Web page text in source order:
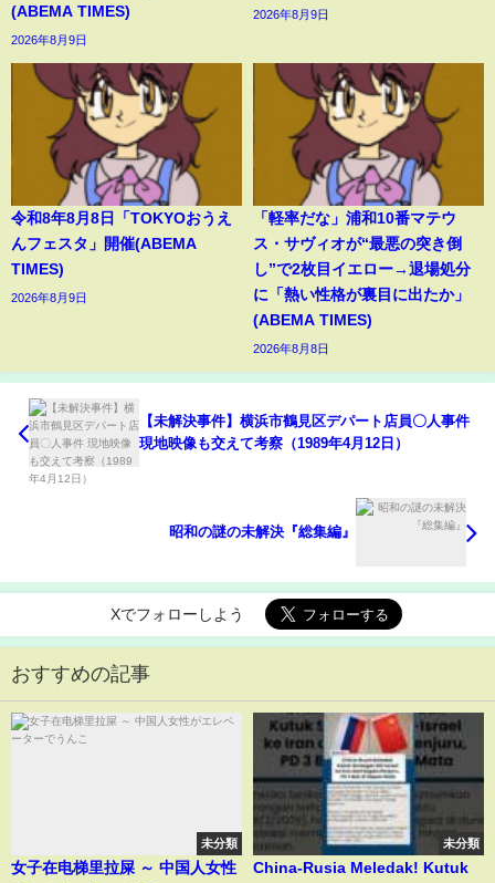
(ABEMA TIMES)
2026年8月9日
2026年8月9日
令和8年8月8日「TOKYOおうえ
んフェスタ」開催(ABEMA
TIMES)
2026年8月9日
「軽率だな」浦和10番マテウ
ス・サヴィオが“最悪の突き倒
し”で2枚目イエロー→退場処分
に「熱い性格が裏目に出たか」
(ABEMA TIMES)
2026年8月8日
【未解決事件】横浜市鶴見区デパート店員〇人事件
現地映像も交えて考察（1989年4月12日）
昭和の謎の未解決『総集編』
Xでフォローしよう
おすすめの記事
未分類
女子在电梯里拉屎 ～ 中国人女性
未分類
China-Rusia Meledak! Kutuk